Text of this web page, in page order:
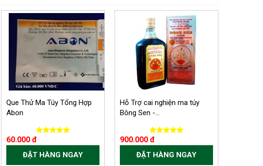
Que Thử Ma Túy Tổng Hợp
Abon
60.000 đ
ĐẶT HÀNG NGAY
Hỗ Trợ cai nghiện ma túy
Bông Sen -...
900.000 đ
ĐẶT HÀNG NGAY